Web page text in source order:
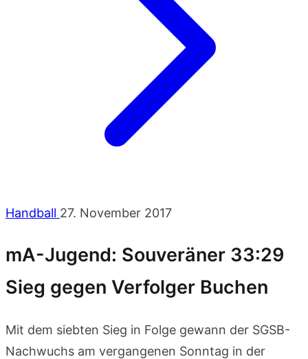
Handball 27. November 2017
mA-Jugend: Souveräner 33:29
Sieg gegen Verfolger Buchen
Mit dem siebten Sieg in Folge gewann der SGSB-
Nachwuchs am vergangenen Sonntag in der